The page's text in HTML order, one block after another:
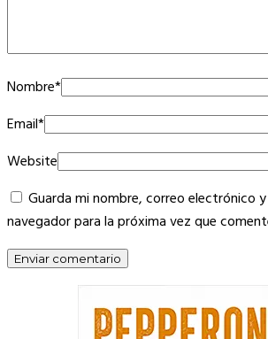
Nombre*
Email*
Website
Guarda mi nombre, correo electrónico
navegador para la próxima vez que